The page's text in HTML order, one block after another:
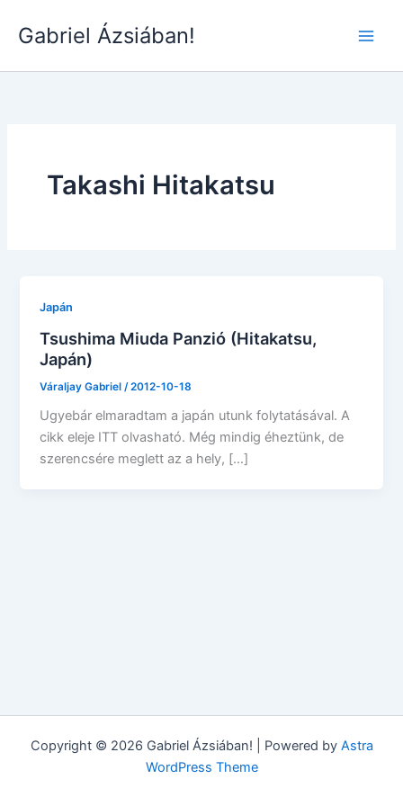
Gabriel Ázsiában!
Takashi Hitakatsu
Japán
Tsushima Miuda Panzió (Hitakatsu,
Japán)
Váraljay Gabriel /2012-10-18
Ugyebár elmaradtam a japán utunk folytatásával. A
cikk eleje ITT olvasható. Még mindig éheztünk, de
szerencsére meglett az a hely, […]
Copyright © 2026 Gabriel Ázsiában! | Powered by Astra
WordPress Theme